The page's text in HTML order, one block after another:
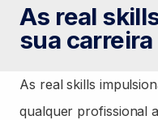
As real
sua carreira
As real skills
qualquer profissional